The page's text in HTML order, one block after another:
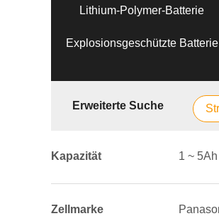
Lithium-Polymer-Batterie
Explosionsgeschützte Batterie
Erweiterte Suche
Kapazität 1 ~ 5Ah
Zellmarke